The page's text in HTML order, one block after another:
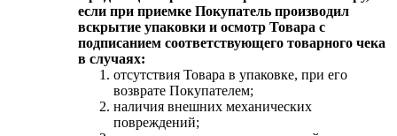
если при приемке Покупатель производил
вскрытие упаковки и осмотр Товара с
подписанием соответствующего товарного чека
в случаях:
отсутствия Товара в упаковке, при его
возврате Покупателем;
наличия внешних механических
повреждений;